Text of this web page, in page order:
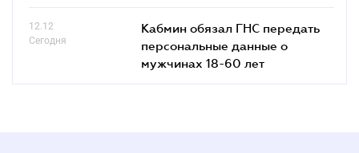
12.12
Сегодня
Кабмин обязал ГНС передать
персональные данные о
мужчинах 18-60 лет